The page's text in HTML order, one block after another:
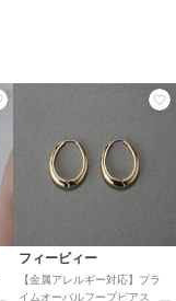
フィービィー
【金属アレルギー対応】プラ
イムオーバルフープピアス